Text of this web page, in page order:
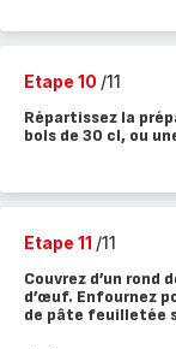
Etape 10 /11
Répartissez la
bols de 30 cl, ou
Etape 11 /11
Couvrez d’un
d’œuf. Enfournez
de pâte feuilletée